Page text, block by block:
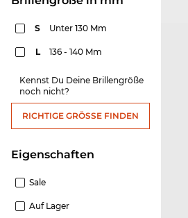
S Unter 130 Mm
L 136 - 140 Mm
Kennst Du Deine Brillengröße
noch nicht?
RICHTIGE GRÖSSE FINDEN
Eigenschaften
Sale
Auf Lager